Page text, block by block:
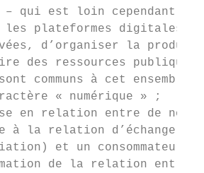
qui est loin cependant
les plateformes digitales,
d’organiser la
des ressources
communs à cet ensemble
« numérique » ;
en relation entre de
à la relation d’échange
et un consommateur
de la relation entre